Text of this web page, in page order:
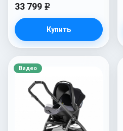
33 799 e
Купить
Видео